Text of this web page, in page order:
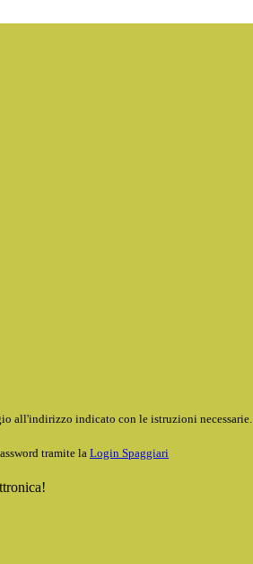
all'indirizzo indicato con le istruzioni necessarie.
tramite la Login Spaggiari